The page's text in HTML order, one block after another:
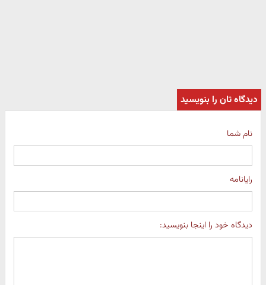
دیدگاه تان را بنویسید
نام شما
رایانامه
دیدگاه خود را اینجا بنویسید: